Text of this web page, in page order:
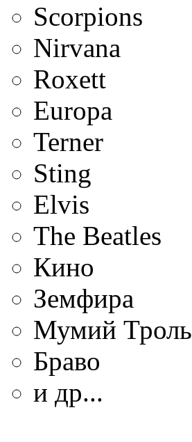
Scorpions
Nirvana
Roxett
Europa
Terner
Sting
Elvis
The Beatles
Кино
Земфира
Мумий Троль
Браво
и др...